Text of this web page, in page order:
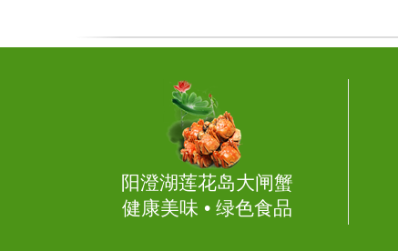
阳澄湖莲花岛大闸蟹
健康美味 • 绿色食品